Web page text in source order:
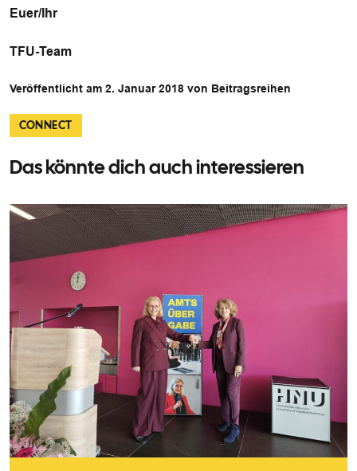
Euer/Ihr
TFU-Team
Veröffentlicht am 2. Januar 2018 von Beitragsreihen
CONNECT
Das könnte dich auch interessieren